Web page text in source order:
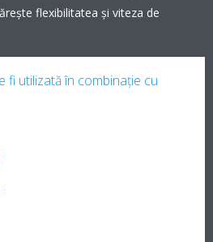
flexibilitatea şi viteza de
fi utilizată în combinaţie cu